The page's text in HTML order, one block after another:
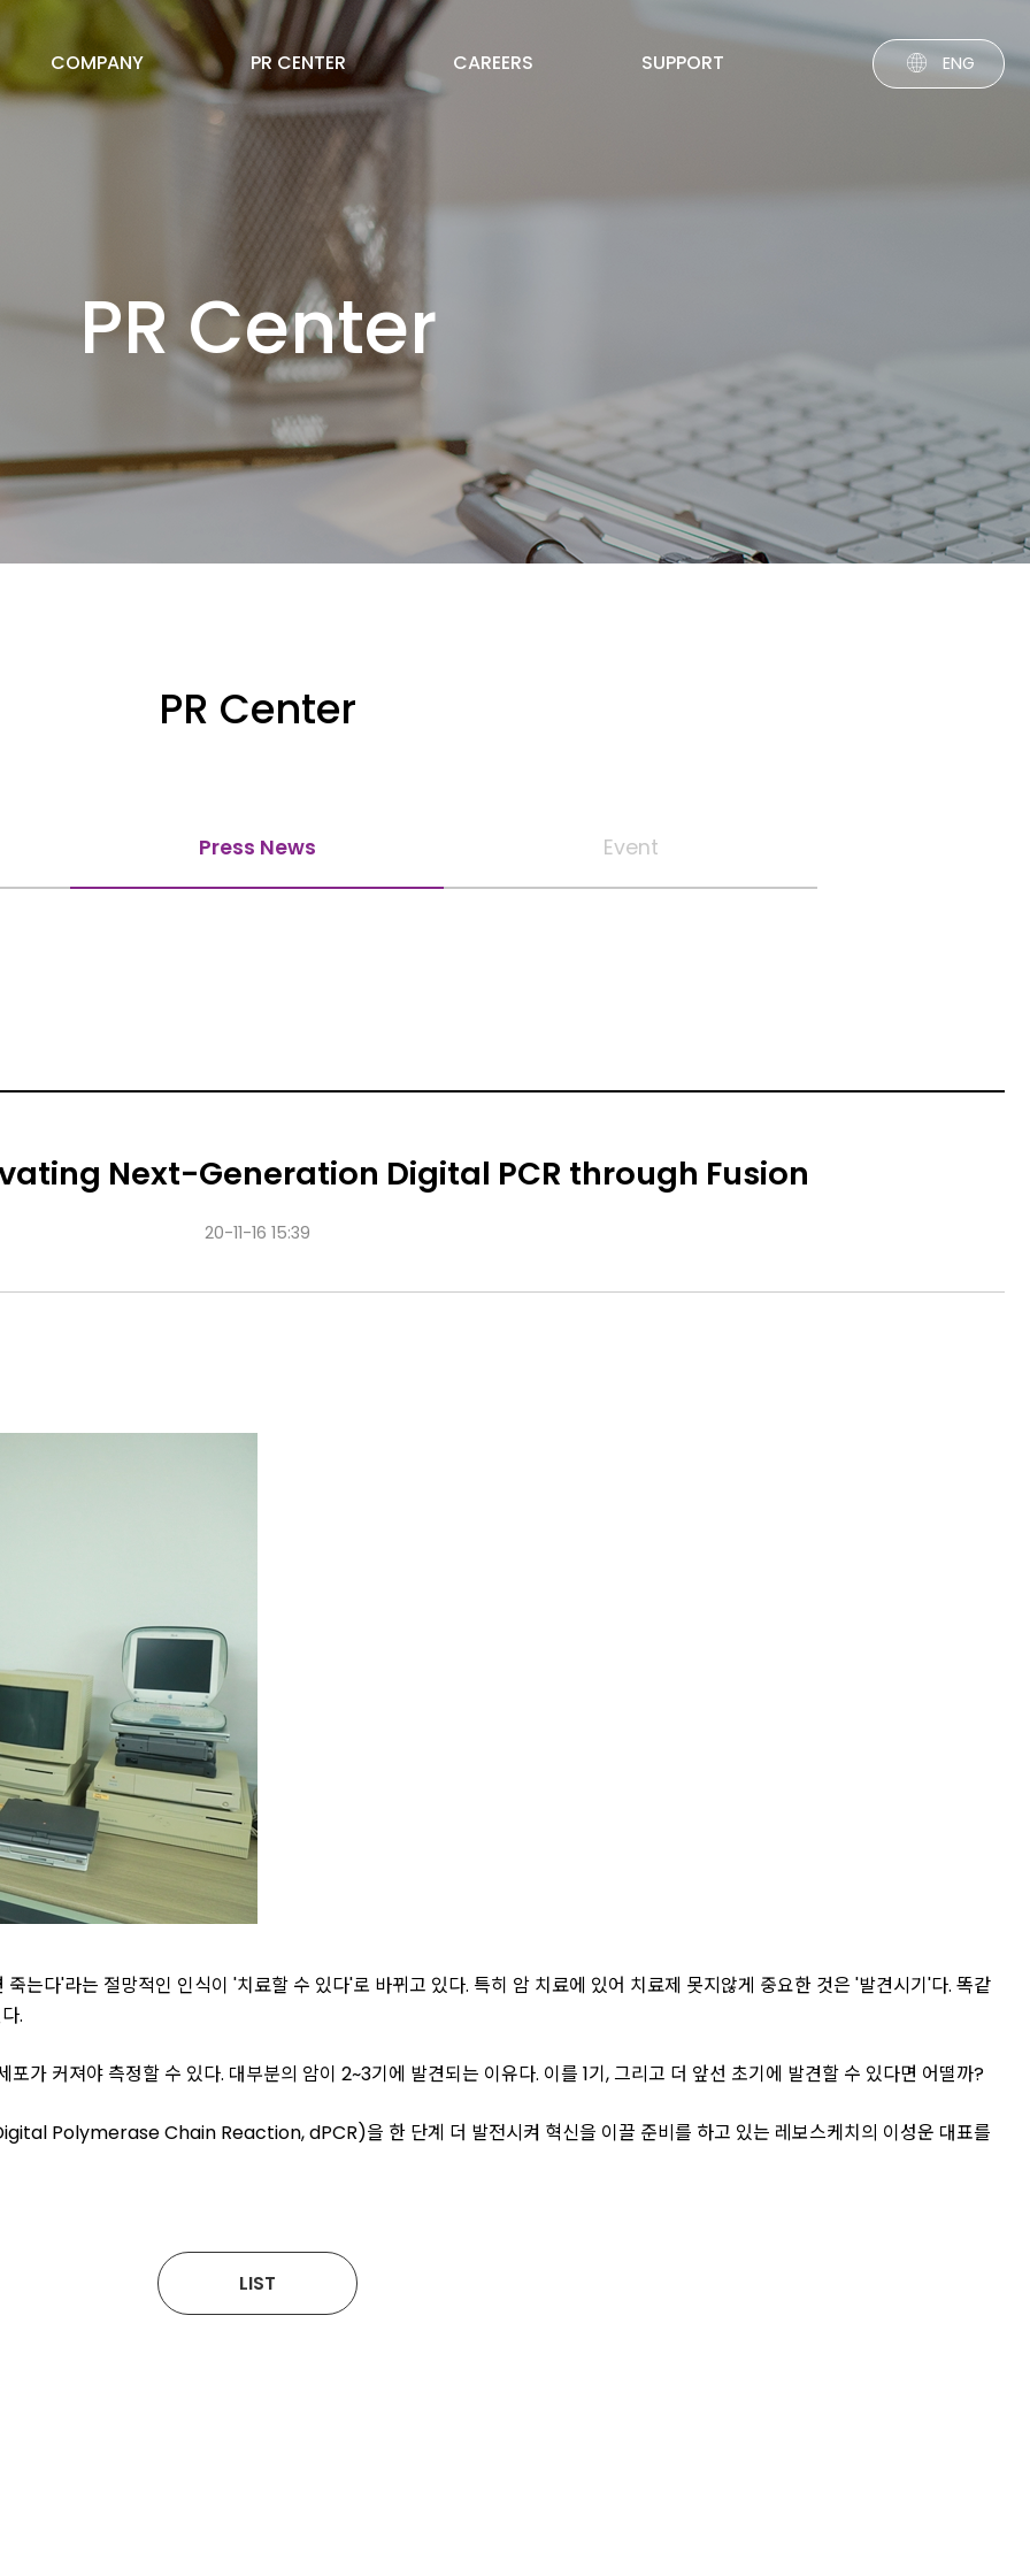
COMPANY PR CENTER CAREERS SUPPORT ENG
PR Center
PR Center
Press News Event
Next-Generation Digital PCR through Fusion
20-11-16 15:39
는다'라는 절망적인 인식이 '치료할 수 있다'로 바뀌고 있다. 특히 암 치료에 있어 치료제 못지않게 중요한 것은 '발견시기'다. 똑같
.
가 커져야 측정할 수 있다. 대부분의 암이 2~3기에 발견되는 이유다. 이를 1기, 그리고 더 앞선 초기에 발견할 수 있다면 어떨까?
Polymerase Chain Reaction, dPCR)을 한 단계 더 발전시켜 혁신을 이끌 준비를 하고 있는 레보스케치의 이성운 대표를
LIST